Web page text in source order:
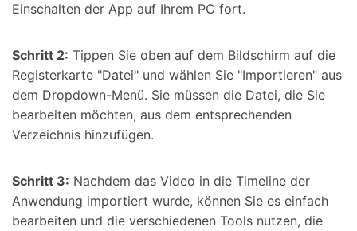
Einschalten der App auf Ihrem PC fort.
Schritt 2: Tippen Sie oben auf dem Bildschirm auf die
Registerkarte "Datei" und wählen Sie "Importieren" aus
dem Dropdown-Menü. Sie müssen die Datei, die Sie
bearbeiten möchten, aus dem entsprechenden
Verzeichnis hinzufügen.
Schritt 3: Nachdem das Video in die Timeline der
Anwendung importiert wurde, können Sie es einfach
bearbeiten und die verschiedenen Tools nutzen, die